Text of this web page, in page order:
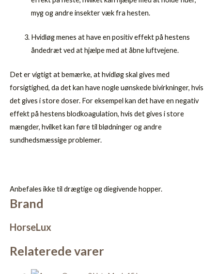
myg og andre insekter væk fra hesten.
Hvidløg menes at have en positiv effekt på hestens
åndedræt ved at hjælpe med at åbne luftvejene.
Det er vigtigt at bemærke, at hvidløg skal gives med
forsigtighed, da det kan have nogle uønskede bivirkninger, hvis
det gives i store doser. For eksempel kan det have en negativ
effekt på hestens blodkoagulation, hvis det gives i store
mængder, hvilket kan føre til blødninger og andre
sundhedsmæssige problemer.
Anbefales ikke til drægtige og diegivende hopper.
Brand
HorseLux
Relaterede varer